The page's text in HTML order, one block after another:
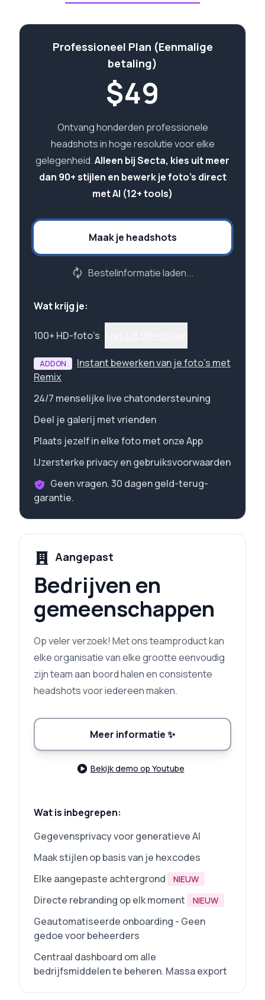
Professioneel Plan (Eenmalige
betaling)
$49
Ontvang honderden professionele
headshots in hoge resolutie voor elke
gelegenheid.Alleen bij Secta, kies uit meer
dan 90+ stijlen en bewerk je foto's direct
met AI (12+ tools)
Maak je headshots
Bestelinformatie laden...
Wat krijg je:
100+ HD-foto’s
ADDON
Instant bewerken van je foto's met
Remix
24/7 menselijke live chatondersteuning
Deel je galerij met vrienden
Plaats jezelf in elke foto met onze App
IJzersterke privacy en gebruiksvoorwaarden
Geen vragen. 30 dagen geld-terug-
garantie.
Aangepast
Bedrijven en
gemeenschappen
Op veler verzoek! Met ons teamproduct kan
elke organisatie van elke grootte eenvoudig
zijn team aan boord halen en consistente
headshots voor iedereen maken.
Meer informatie✨
Bekijk demo op Youtube
Wat is inbegrepen:
Gegevensprivacy voor generatieve AI
Maak stijlen op basis van je hexcodes
Elke aangepaste achtergrond
NIEUW
Directe rebranding op elk moment NIEUW
Geautomatiseerde onboarding - Geen
gedoe voor beheerders
Centraal dashboard om alle
bedrijfsmiddelen te beheren. Massa export